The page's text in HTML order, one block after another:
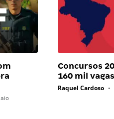
Concursos
160 mil
Raquel Cardoso •